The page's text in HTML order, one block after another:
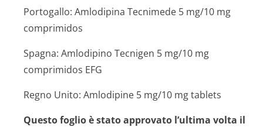
Portogallo: Amlodipina Tecnimede 5 mg/10 mg
comprimidos
Spagna: Amlodipino Tecnigen 5 mg/10 mg
comprimidos EFG
Regno Unito: Amlodipine 5 mg/10 mg tablets
Questo foglio è stato approvato l’ultima volta il